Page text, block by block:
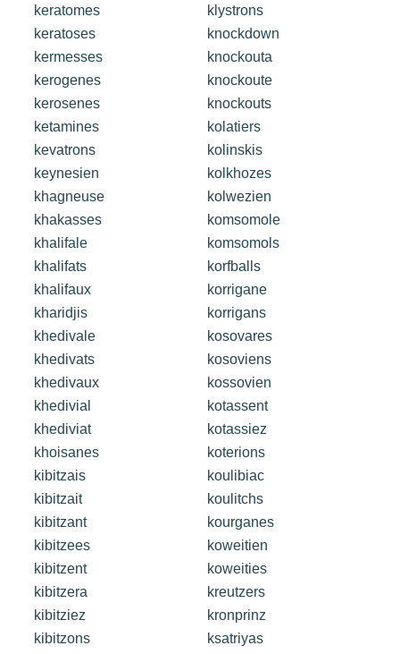
keratomes
keratoses
kermesses
kerogenes
kerosenes
ketamines
kevatrons
keynesien
khagneuse
khakasses
khalifale
khalifats
khalifaux
kharidjis
khedivale
khedivats
khedivaux
khedivial
khediviat
khoisanes
kibitzais
kibitzait
kibitzant
kibitzees
kibitzent
kibitzera
kibitziez
kibitzons
klystrons
knockdown
knockouta
knockoute
knockouts
kolatiers
kolinskis
kolkhozes
kolwezien
komsomole
komsomols
korfballs
korrigane
korrigans
kosovares
kosoviens
kossovien
kotassent
kotassiez
koterions
koulibiac
koulitchs
kourganes
koweitien
koweities
kreutzers
kronprinz
ksatriyas